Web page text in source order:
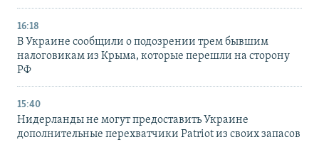
16:18
В Украине сообщили о подозрении трем бывшим
налоговикам из Крыма, которые перешли на сторону
РФ
15:40
Нидерланды не могут предоставить Украине
дополнительные перехватчики Patriot из своих запасов